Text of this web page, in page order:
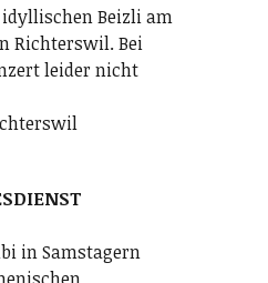
Beizli am
Richterswil. Bei
leider nicht
in Samstagern